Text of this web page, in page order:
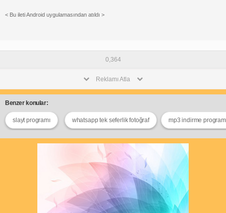
< Bu ileti Android uygulamasından atıldı >
0,364
Reklamı Atla
Benzer konular:
slayt programı whatsapp tek seferlik fotoğraf mp3 indirme